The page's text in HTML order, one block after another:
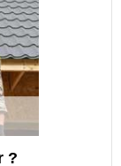
?